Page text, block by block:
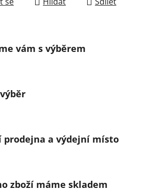
vám s výběrem
prodejna a výdejní místo
zboží máme skladem